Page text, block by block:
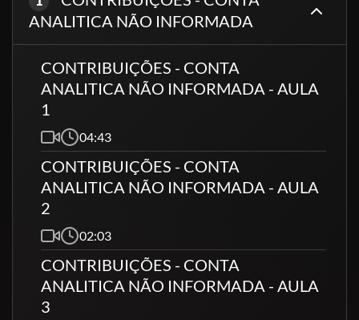
margem de erro e agiliza o processo de apuração e
e promovendo a eficiência no cumprimento das
obrigações fiscais.
Otimização do Tempo:
pode otimizar o tempo da equipe, pois o processo
digital reduz a necessidade de registros manuais e
minimiza a duplicidade de informações. Isso resulta
em menos retrabalho e maior foco nas atividades
Redução de Custos Operacionais:
um sistema de escrituração digital ajuda a reduzir
custos operacionais com documentos físicos e
ANALITICA NÃO INFORMADA
CONTRIBUIÇÕES - CONTA
ANALITICA NÃO INFORMADA - AULA
1
04:43
CONTRIBUIÇÕES - CONTA
ANALITICA NÃO INFORMADA - AULA
2
02:03
CONTRIBUIÇÕES - CONTA
ANALITICA NÃO INFORMADA - AULA
3